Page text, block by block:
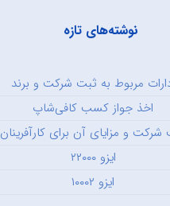
نوشته‌های تازه
مربوط به ثبت شرکت و برند
اخذ جواز کسب کافی‌شاپ
شرکت و مزایای آن برای کارآفرینان
ایزو ۲۲۰۰۰
ایزو ۱۰۰۰۲